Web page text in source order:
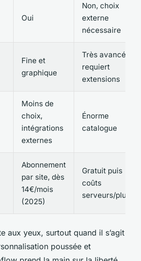
Oui
Non, choix
externe
nécessaire
Fine et
graphique
Très avancée,
requiert
extensions
Moins de
choix,
intégrations
externes
Énorme
catalogue
Abonnement
par site, dès
14€/mois
(2025)
Gratuit puis
coûts
serveurs/plugins
aux yeux, surtout quand il s’agit
poussée et